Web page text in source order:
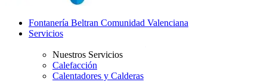
Fontanería Beltran Comunidad Valenciana
Servicios
Nuestros Servicios
Calefacción
Calentadores y Calderas